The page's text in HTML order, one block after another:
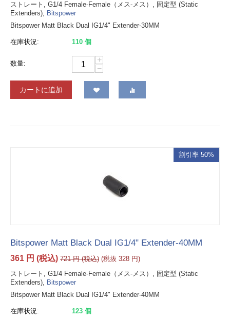
ストレート, G1/4 Female-Female（メス-メス）, 固定型 (Static
Extenders), Bitspower
Bitspower Matt Black Dual IG1/4" Extender-30MM
在庫状況: 110 個
数量:
+
−
カートに追加
割引率 50%
Bitspower Matt Black Dual IG1/4" Extender-40MM
361 円 (税込) 721 円(税込) (税抜 328 円)
ストレート, G1/4 Female-Female（メス-メス）, 固定型 (Static
Extenders), Bitspower
Bitspower Matt Black Dual IG1/4" Extender-40MM
在庫状況: 123 個